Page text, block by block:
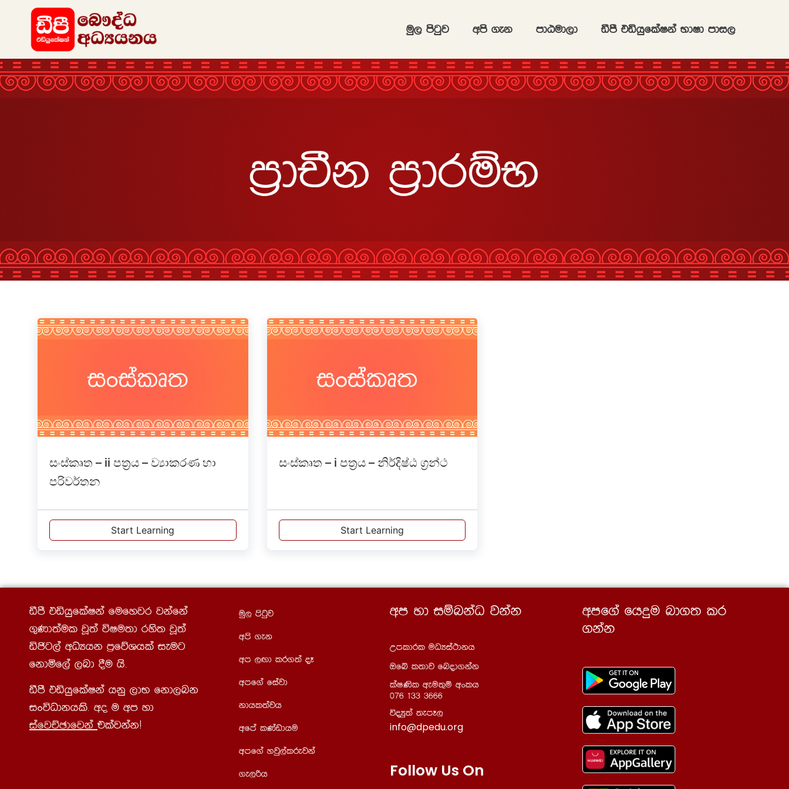
uq, msgqj wms .ek mdGud,d ãmS tähqflaIka NdId mdi,
සංස්කෘත – ii පත්‍රය – ව්‍යාකරණ හා
පරිවර්තන
Start Learning
සංස්කෘත – i පත්‍රය – නිර්දිෂ්ඨ ග්‍රන්ථ
Start Learning
ãmS tähqflaIka fufyjr jkafka
.=Kd;aul jQ;a úIu;d rys; jQ;a
äðg,a wOHhk m%fõYhla ieug
fkdñf,a ,nd §u hs¡
ãmS tähqflaIka hkq ,dN fkd,nk
ixúOdkhls¡ wo u wm yd
iafjÉPdfjka tlajkakæ
uq, msgqj
wms .ek
wm ,Õd lr.;a oE
wmf.a fiajd
kdhl;ajh
wfma lKavdhu
wmf.a yjq,alrejka
.e,ßh
wm yd iïnkaO jkak
Wmldrl uOHia:dkh
Tfí l;dj fnod.kak
laIKsl weu;=ï wxlh
076 133 3666
úoHq;a ;emE,
info@dpedu.org
Follow Us On
wmf.a fhÿu nd.; lr
.kak